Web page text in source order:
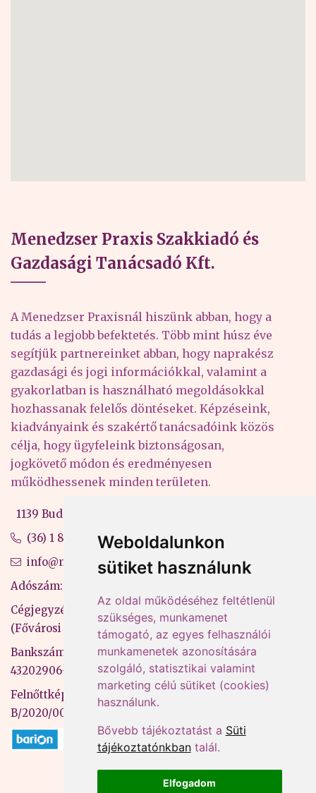
Weboldalunkon
sütiket használunk
Az oldal működéséhez feltétlenül
szükséges, munkamenet
támogató, az egyes felhasználói
munkamenetek azonosítására
szolgáló, statisztikai valamint
marketing célú sütiket (cookies)
használunk.
Bővebb tájékoztatást a Süti
tájékoztatónkbantalál.
Elfogadom
Menedzser Praxis Szakkiadó és
Gazdasági Tanácsadó Kft.
A Menedzser Praxisnál hiszünk abban, hogy a
tudás a legjobb befektetés. Több mint húsz éve
segítjük partnereinket abban, hogy naprakész
gazdasági és jogi információkkal, valamint a
gyakorlatban is használható megoldásokkal
hozhassanak felelős döntéseket. Képzéseink,
kiadványaink és szakértő tanácsadóink közös
célja, hogy ügyfeleink biztonságosan,
jogkövető módon és eredményesen
működhessenek minden területen.
1139 Budapest, Váci út 99-105. 4. em.
(36) 1 880 76 00
info@mprx.hu
Adószám: 13598145-2-41
Cégjegyzékszám: 01-09-883770
(Fővárosi Bíróság)
Bankszámlaszám: CIB Bank, 10700581-
43202906-51100005
Felnőttképzési nyilvántartási szám:
B/2020/000053